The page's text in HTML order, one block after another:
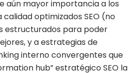
aún mayor importancia a los
optimizados SEO (no
estructurados para poder
y a estrategias de
interno convergentes que
hub” estratégico SEO la